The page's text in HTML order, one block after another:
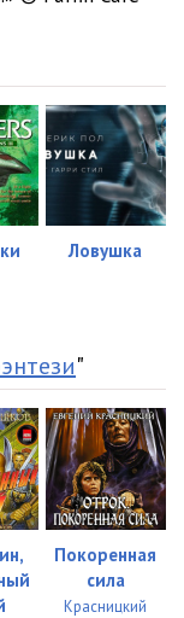
Ловушка
"
Покоренная
сила
Красницкий